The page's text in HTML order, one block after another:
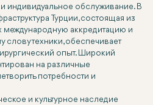
индивидуальное обслуживание. В
Турции, состоящая из
аккредитацию и
техники, обеспечивает
опыт. Широкий
на различные
потребности и
и культурное наследие